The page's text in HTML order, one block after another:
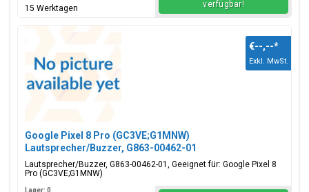
15 Werktagen
verfügbar!
Google Pixel 8 Pro (GC3VE;G1MNW)
Lautsprecher/Buzzer, G863-00462-01
Lautsprecher/Buzzer, G863-00462-01, Geeignet für: Google Pixel 8
Pro (GC3VE;G1MNW)
€--,--*
Exkl. MwSt.
Lager: 0